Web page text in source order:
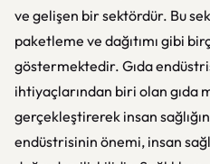
ve gelişen bir sektördür. Bu
paketleme ve dağıtımı gibi
göstermektedir. Gıda
ihtiyaçlarından biri olan gıda
gerçekleştirerek insan
endüstrisinin önemi, insan